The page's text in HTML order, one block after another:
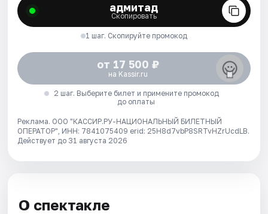
адмитад
Скопировать
1 шаг. Скопируйте промокод
от 17 500 ₽
на Kassir.ru
2 шаг. Выберите билет и примените промокод
до оплаты
Реклама. ООО "КАССИР.РУ-НАЦИОНАЛЬНЫЙ БИЛЕТНЫЙ
ОПЕРАТОР", ИНН: 7841075409 erid: 25H8d7vbP8SRTvHZrUcdLB.
Действует до 31 августа 2026
О спектакле